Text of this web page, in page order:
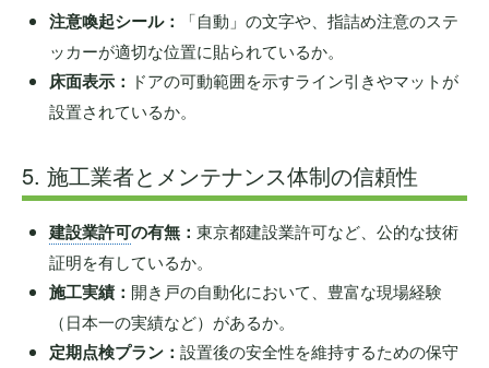
注意喚起シール：
「自動」の文字や、指詰め注意のステ
ッカーが適切な位置に貼られているか。
床面表示： ドアの可動範囲を示すライン引きやマットが
設置されているか。
5. 施工業者とメンテナンス体制の信頼性
建設業許可の有無： 東京都建設業許可など、公的な技術
証明を有しているか。
施工実績： 開き戸の自動化において、豊富な現場経験
（日本一の実績など）があるか。
定期点検プラン： 設置後の安全性を維持するための保守